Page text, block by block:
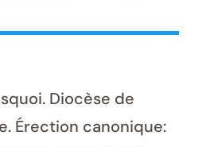
Diocèse de
Érection canonique: